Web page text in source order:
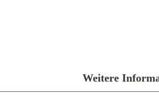
Weitere